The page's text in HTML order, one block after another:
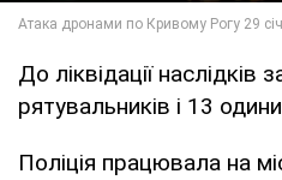
До ліквідації наслідків
рятувальників і 13
Поліція працювала на